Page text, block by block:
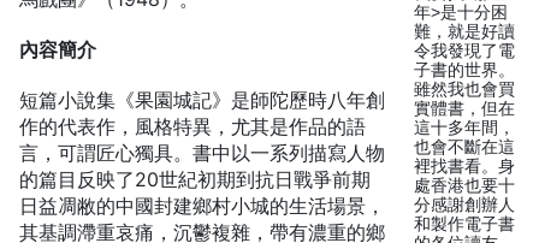
內容簡介
短篇小說集《果園城記》是師陀歷時八年創
作的代表作，風格特異，尤其是作品的語
言，可謂匠心獨具。書中以一系列描寫人物
的篇目反映了20世紀初期到抗日戰爭前期
日益凋敝的中國封建鄉村小城的生活場景，
其基調滯重哀痛，沉鬱複雜，帶有濃重的鄉
年>是十分困
難，就是好讀
令我發現了電
子書的世界。
雖然我也會買
實體書，但在
這十多年間，
也會不斷在這
裡找書看。身
處香港也要十
分感謝創辦人
和製作電子書